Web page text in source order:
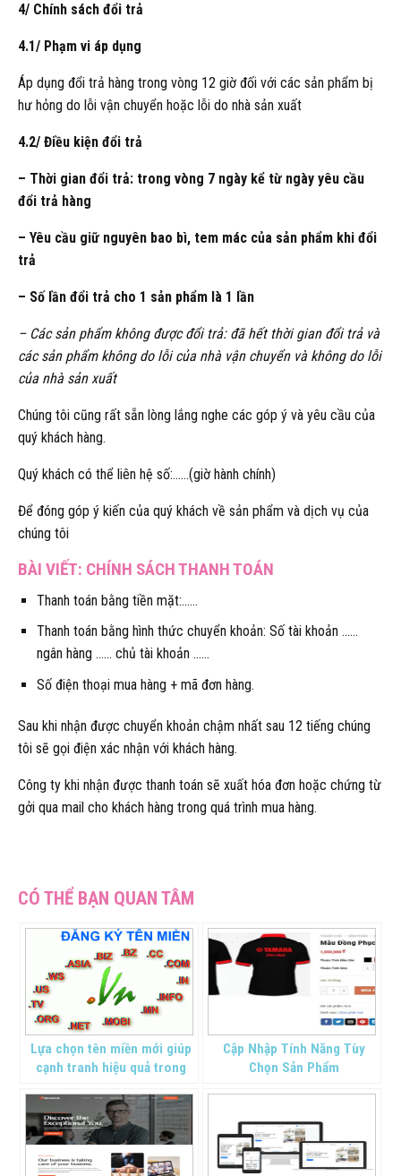
4/ Chính sách đổi trả
4.1/ Phạm vi áp dụng
Áp dụng đổi trả hàng trong vòng 12 giờ đối với các sản phẩm bị
hư hỏng do lỗi vận chuyển hoặc lỗi do nhà sản xuất
4.2/ Điều kiện đổi trả
– Thời gian đổi trả: trong vòng 7 ngày kể từ ngày yêu cầu
đổi trả hàng
– Yêu cầu giữ nguyên bao bì, tem mác của sản phẩm khi đổi
trả
– Số lần đổi trả cho 1 sản phẩm là 1 lần
– Các sản phẩm không được đổi trả: đã hết thời gian đổi trả và
các sản phẩm không do lỗi của nhà vận chuyển và không do lỗi
của nhà sản xuất
Chúng tôi cũng rất sẵn lòng lắng nghe các góp ý và yêu cầu của
quý khách hàng.
Quý khách có thể liên hệ số:……(giờ hành chính)
Để đóng góp ý kiến của quý khách về sản phẩm và dịch vụ của
chúng tôi
BÀI VIẾT: CHÍNH SÁCH THANH TOÁN
Thanh toán bằng tiền mặt:……
Thanh toán bằng hình thức chuyển khoản: Số tài khoản ……
ngân hàng …… chủ tài khoản ……
Số điện thoại mua hàng + mã đơn hàng.
Sau khi nhận được chuyển khoản chậm nhất sau 12 tiếng chúng
tôi sẽ gọi điện xác nhận với khách hàng.
Công ty khi nhận được thanh toán sẽ xuất hóa đơn hoặc chứng từ
gởi qua mail cho khách hàng trong quá trình mua hàng.
Lựa chọn tên miền mới giúp
cạnh tranh hiệu quả trong
Cập Nhập Tính Năng Tùy
Chọn Sản Phẩm